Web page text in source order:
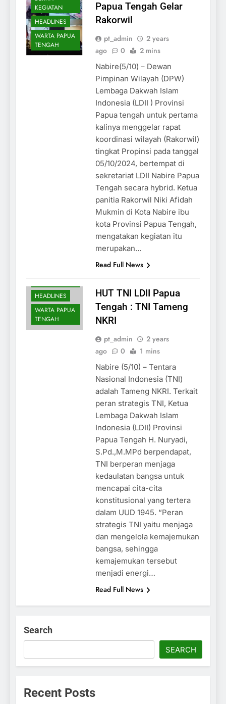
KEGIATAN
HEADLINES
WARTA PAPUA
TENGAH
Papua Tengah Gelar
Rakorwil
pt_admin
2 years
ago
0 2 mins
Nabire(5/10) – Dewan
Pimpinan Wilayah (DPW)
Lembaga Dakwah Islam
Indonesia (LDII ) Provinsi
Papua tengah untuk pertama
kalinya menggelar rapat
koordinasi wilayah (Rakorwil)
tingkat Propinsi pada tanggal
05/10/2024, bertempat di
sekretariat LDII Nabire Papua
Tengah secara hybrid. Ketua
panitia Rakorwil Niki Afidah
Mukmin di Kota Nabire ibu
kota Provinsi Papua Tengah,
mengatakan kegiatan itu
merupakan…
Read Full News
HEADLINES
WARTA PAPUA
TENGAH
HUT TNI LDII Papua
Tengah : TNI Tameng
NKRI
pt_admin
2 years
ago
0 1 mins
Nabire (5/10) – Tentara
Nasional Indonesia (TNI)
adalah Tameng NKRI. Terkait
peran strategis TNI, Ketua
Lembaga Dakwah Islam
Indonesia (LDII) Provinsi
Papua Tengah H. Nuryadi,
S.Pd.,M.MPd berpendapat,
TNI berperan menjaga
kedaulatan bangsa untuk
mencapai cita-cita
konstitusional yang tertera
dalam UUD 1945. “Peran
strategis TNI yaitu menjaga
dan mengelola kemajemukan
bangsa, sehingga
kemajemukan tersebut
menjadi energi…
Read Full News
Search
SEARCH
Recent Posts